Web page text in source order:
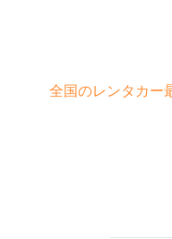
全国のレンタカー